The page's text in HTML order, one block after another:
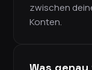
zwischen
Konten.
Was genau